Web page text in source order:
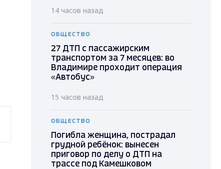
14 часов назад
ОБЩЕСТВО
27 ДТП с пассажирским
транспортом за 7 месяцев: во
Владимире проходит операция
«Автобус»
15 часов назад
ОБЩЕСТВО
Погибла женщина, пострадал
грудной ребёнок: вынесен
приговор по делу о ДТП на
трассе под Камешковом